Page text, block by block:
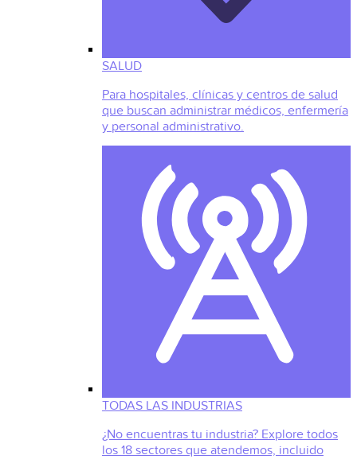
SALUD
Para hospitales, clínicas y centros de salud
que buscan administrar médicos, enfermería
y personal administrativo.
TODAS LAS INDUSTRIAS
¿No encuentras tu industria? Explore todos
los 18 sectores que atendemos, incluido